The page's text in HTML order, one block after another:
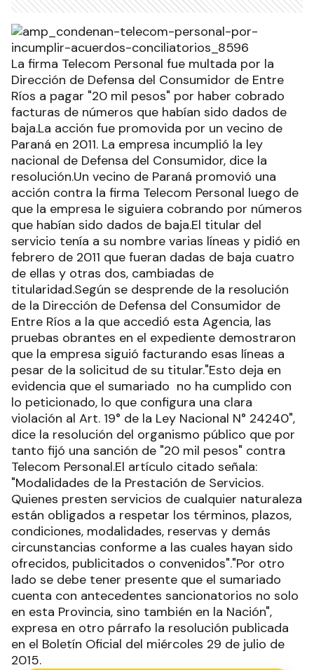
La firma Telecom Personal fue multada por la
Dirección de Defensa del Consumidor de Entre
Ríos a pagar "20 mil pesos" por haber cobrado
facturas de números que habían sido dados de
baja.La acción fue promovida por un vecino de
Paraná en 2011. La empresa incumplió la ley
nacional de Defensa del Consumidor, dice la
resolución.Un vecino de Paraná promovió una
acción contra la firma Telecom Personal luego de
que la empresa le siguiera cobrando por números
que habían sido dados de baja.El titular del
servicio tenía a su nombre varias líneas y pidió en
febrero de 2011 que fueran dadas de baja cuatro
de ellas y otras dos, cambiadas de
titularidad.Según se desprende de la resolución
de la Dirección de Defensa del Consumidor de
Entre Ríos a la que accedió esta Agencia, las
pruebas obrantes en el expediente demostraron
que la empresa siguió facturando esas líneas a
pesar de la solicitud de su titular."Esto deja en
evidencia que el sumariado no ha cumplido con
lo peticionado, lo que configura una clara
violación al Art. 19° de la Ley Nacional N° 24240",
dice la resolución del organismo público que por
tanto fijó una sanción de "20 mil pesos" contra
Telecom Personal.El artículo citado señala:
"Modalidades de la Prestación de Servicios.
Quienes presten servicios de cualquier naturaleza
están obligados a respetar los términos, plazos,
condiciones, modalidades, reservas y demás
circunstancias conforme a las cuales hayan sido
ofrecidos, publicitados o convenidos"."Por otro
lado se debe tener presente que el sumariado
cuenta con antecedentes sancionatorios no solo
en esta Provincia, sino también en la Nación",
expresa en otro párrafo la resolución publicada
en el Boletín Oficial del miércoles 29 de julio de
2015.